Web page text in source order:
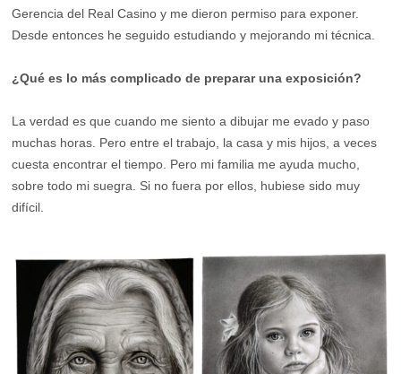
Gerencia del Real Casino y me dieron permiso para exponer.
Desde entonces he seguido estudiando y mejorando mi técnica.
¿Qué es lo más complicado de preparar una exposición?
La verdad es que cuando me siento a dibujar me evado y paso
muchas horas. Pero entre el trabajo, la casa y mis hijos, a veces
cuesta encontrar el tiempo. Pero mi familia me ayuda mucho,
sobre todo mi suegra. Si no fuera por ellos, hubiese sido muy
difícil.